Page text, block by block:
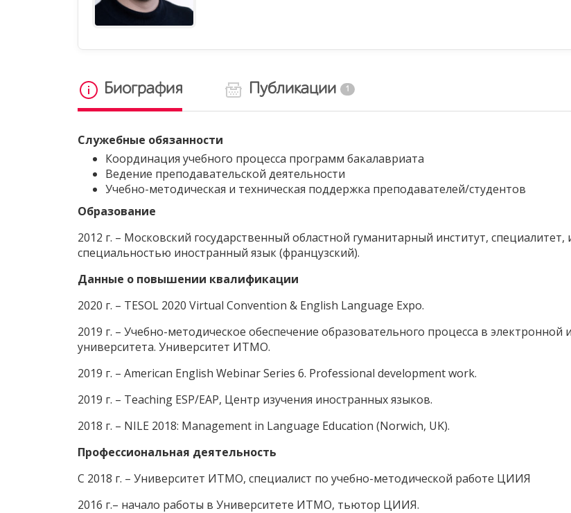
Биография Публикации 1
Служебные обязанности
Координация учебного процесса программ бакалавриата
Ведение преподавательской деятельности
Учебно-методическая и техническая поддержка преподавателей/студентов
Образование
2012 г. – Московский государственный областной гуманитарный институт,
специальностью иностранный язык (французский).
Данные о повышении квалификации
2020 г. – TESOL 2020 Virtual Convention & English Language Expo.
2019 г. – Учебно-методическое обеспечение образовательного процесса в
университета. Университет ИТМО.
2019 г. – American English Webinar Series 6. Professional development work.
2019 г. – Teaching ESP/EAP, Центр изучения иностранных языков.
2018 г. – NILE 2018: Management in Language Education (Norwich, UK).
Профессиональная деятельность
С 2018 г. – Университет ИТМО, специалист по учебно-методической работе ЦИИЯ
2016 г.– начало работы в Университете ИТМО, тьютор ЦИИЯ.